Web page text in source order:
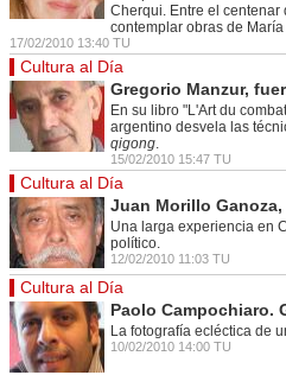
Cerrar
Cerrar
Cherqui. Entre el centenar
contemplar obras de
17/02/2010 13:40 TU
Cultura al Día
Gregorio Manzur,
En su libro "L'Art du
argentino desvela las
qigong.
15/02/2010 15:47 TU
Cultura al Día
Juan Morillo
Una larga experiencia en
político.
12/02/2010 11:03 TU
Cultura al Día
Paolo Campochiaro.
La fotografía ecléctica de
10/02/2010 14:00 TU